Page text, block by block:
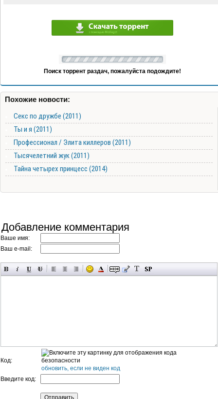
Поиск торрент раздач, пожалуйста подождите!
Похожие новости:
Секс по дружбе (2011)
Ты и я (2011)
Профессионал / Элита киллеров (2011)
Тысячелетний жук (2011)
Тайна четырех принцесс (2014)
Добавление комментария
Ваше имя:
Ваш e-mail:
Код:
обновить, если не виден код
Введите код: